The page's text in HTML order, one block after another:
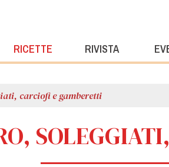
RICETTE RIVISTA
carciofi e gamberetti